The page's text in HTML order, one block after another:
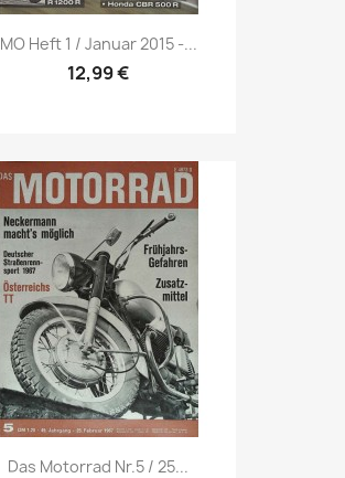
 Vorschau
MO Heft 1 / Januar 2015 -...
12,99 €
Vorschau
Das Motorrad Nr.5 / 25...